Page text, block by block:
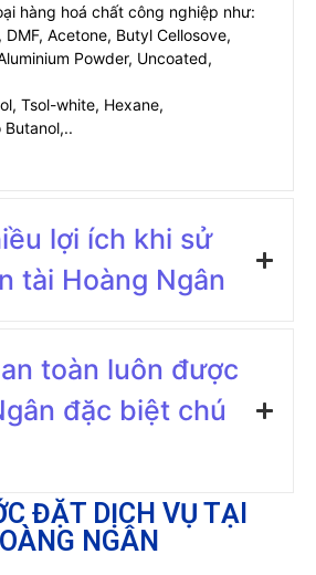
hàng hoá chất công nghiệp như:
DMF, Acetone, Butyl Cellosove,
Powder, Uncoated,
Tsol-white, Hexane,
Butanol,..
lợi ích khi sử
tài Hoàng Ngân
toàn luôn được
đặc biệt chú
ĐẶT DỊCH VỤ TẠI
NGÂN